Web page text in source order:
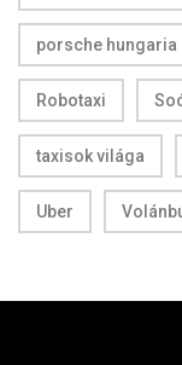
porsche hungaria
Robotaxi
taxisok világa
Uber